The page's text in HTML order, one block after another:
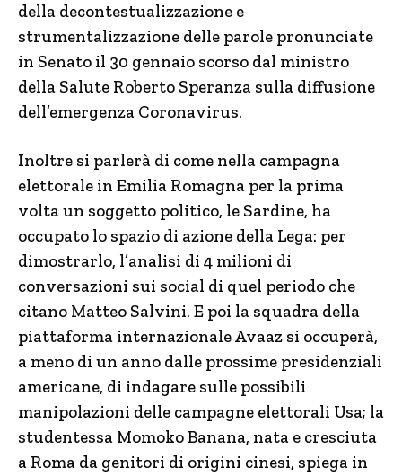
della decontestualizzazione e
strumentalizzazione delle parole pronunciate
in Senato il 30 gennaio scorso dal ministro
della Salute Roberto Speranza sulla diffusione
dell’emergenza Coronavirus.
Inoltre si parlerà di come nella campagna
elettorale in Emilia Romagna per la prima
volta un soggetto politico, le Sardine, ha
occupato lo spazio di azione della Lega: per
dimostrarlo, l’analisi di 4 milioni di
conversazioni sui social di quel periodo che
citano Matteo Salvini. E poi la squadra della
piattaforma internazionale Avaaz si occuperà,
a meno di un anno dalle prossime presidenziali
americane, di indagare sulle possibili
manipolazioni delle campagne elettorali Usa; la
studentessa Momoko Banana, nata e cresciuta
a Roma da genitori di origini cinesi, spiega in